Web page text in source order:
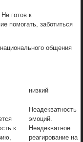
готов к
помогать, заботиться
общения
низкий
к
Неадекватность
эмоций.
Неадекватное
реагирование на